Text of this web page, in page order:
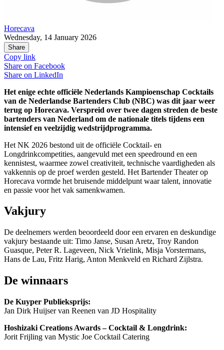
Horecava
Wednesday, 14 January 2026
Share
Copy link
Share on Facebook
Share on LinkedIn
Het enige echte officiële Nederlands Kampioenschap Cocktails
van de Nederlandse Bartenders Club (NBC) was dit jaar weer
terug op Horecava. Verspreid over twee dagen streden de beste
bartenders van Nederland om de nationale titels tijdens een
intensief en veelzijdig wedstrijdprogramma.
Het NK 2026 bestond uit de officiële Cocktail- en
Longdrinkcompetities, aangevuld met een speedround en een
kennistest, waarmee zowel creativiteit, technische vaardigheden als
vakkennis op de proef werden gesteld. Het Bartender Theater op
Horecava vormde het bruisende middelpunt waar talent, innovatie
en passie voor het vak samenkwamen.
Vakjury
De deelnemers werden beoordeeld door een ervaren en deskundige
vakjury bestaande uit: Timo Janse, Susan Aretz, Troy Randon
Guasque, Peter R. Lageveen, Nick Vrielink, Misja Vorstermans,
Hans de Lau, Fritz Harig, Anton Menkveld en Richard Zijlstra.
De winnaars
De Kuyper Publieksprijs:
Jan Dirk Huijser van Reenen van JD Hospitality
Hoshizaki Creations Awards – Cocktail & Longdrink:
Jorit Frijling van Mystic Joe Cocktail Catering